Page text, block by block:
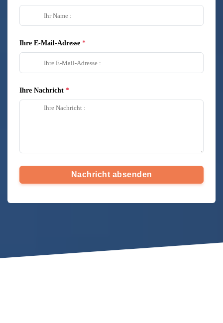
Ihre E-Mail-Adresse
Ihre Nachricht
Nachricht absenden